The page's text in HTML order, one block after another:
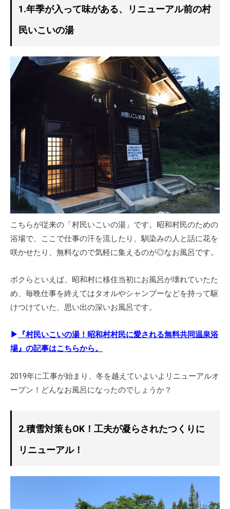
1.年季が入って味がある、リニューアル前の村
民いこいの湯
こちらが従来の「村民いこいの湯」です。昭和村民のための
浴場で、ここで仕事の汗を流したり、馴染みの人と話に花を
咲かせたり、無料なので気軽に集えるのが◎なお風呂です。
ボクらといえば、昭和村に移住当初にお風呂が壊れていたた
め、毎晩仕事を終えてはタオルやシャンプーなどを持って駆
けつけていた、思い出の深いお風呂です。
▶
『村民いこいの湯！昭和村村民に愛される無料共同温泉浴
場』の記事はこちらから。
2019年に工事が始まり、冬を越えていよいよリニューアルオ
ープン！どんなお風呂になったのでしょうか？
2.積雪対策もOK！工夫が凝らされたつくりに
リニューアル！